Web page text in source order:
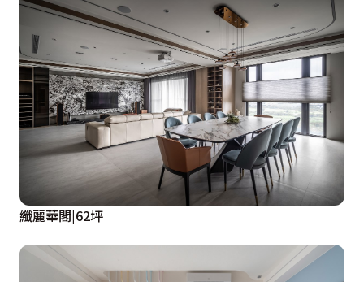
纖麗華閣|62坪